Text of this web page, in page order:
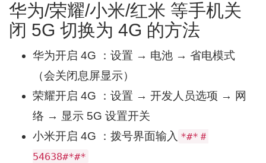
华为/荣耀/小米/红米 等手机关
闭 5G 切换为 4G 的方法
华为开启 4G ：设置 → 电池 → 省电模式
（会关闭息屏显示）
荣耀开启 4G ：设置 → 开发人员选项 → 网
络 → 显示 5G 设置开关
小米开启 4G ：拨号界面输入 *#*＃
54638#*#*